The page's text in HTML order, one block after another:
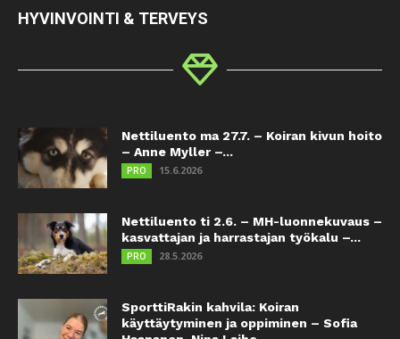
HYVINVOINTI & TERVEYS
Nettiluento ma 27.7. – Koiran kivun hoito
– Anne Myller –...
PRO 15.6.2026
Nettiluento ti 2.6. – MH-luonnekuvaus –
kasvattajan ja harrastajan työkalu –...
PRO 28.5.2026
SporttiRakin kahvila: Koiran
käyttäytyminen ja oppiminen – Sofia